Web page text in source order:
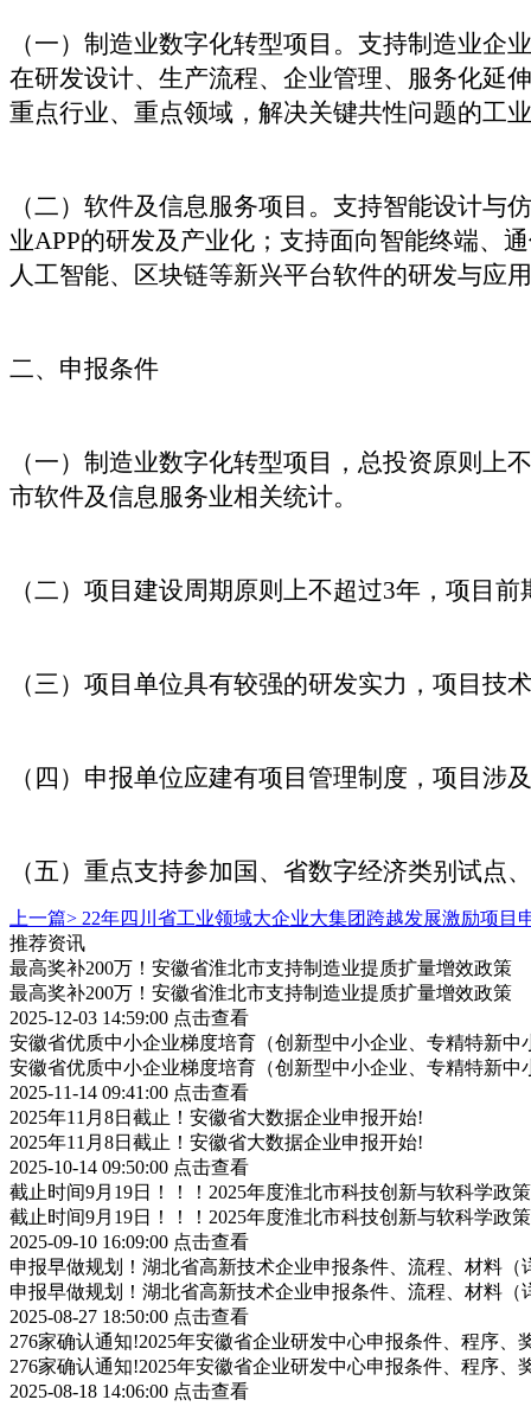
（一）制造业数字化转型项目。支持制造业
在研发设计、生产流程、企业管理、服务化延
重点行业、重点领域，解决关键共性问题的工
（二）软件及信息服务项目。支持智能设计
业APP的研发及产业化；支持面向智能终端、
人工智能、区块链等新兴平台软件的研发与应
二、申报条件
（一）制造业数字化转型项目，总投资原则
市软件及信息服务业相关统计。
（二）项目建设周期原则上不超过3年，项目
（三）项目单位具有较强的研发实力，项目技
（四）申报单位应建有项目管理制度，项目
（五）重点支持参加国、省数字经济类别试
上一篇> 22年四川省工业领域大企业大集团跨越发展激励项目
推荐资讯
最高奖补200万！安徽省淮北市支持制造业提质扩量增效政策
最高奖补200万！安徽省淮北市支持制造业提质扩量增效政策
2025-12-03 14:59:00 点击查看
安徽省优质中小企业梯度培育（创新型中小企业、专精特新中
安徽省优质中小企业梯度培育（创新型中小企业、专精特新中
2025-11-14 09:41:00 点击查看
2025年11月8日截止！安徽省大数据企业申报开始!
2025年11月8日截止！安徽省大数据企业申报开始!
2025-10-14 09:50:00 点击查看
截止时间9月19日！！！2025年度淮北市科技创新与软科学
截止时间9月19日！！！2025年度淮北市科技创新与软科学
2025-09-10 16:09:00 点击查看
申报早做规划！湖北省高新技术企业申报条件、流程、材料（
申报早做规划！湖北省高新技术企业申报条件、流程、材料（
2025-08-27 18:50:00 点击查看
276家确认通知!2025年安徽省企业研发中心申报条件、程序、
276家确认通知!2025年安徽省企业研发中心申报条件、程序、
2025-08-18 14:06:00 点击查看